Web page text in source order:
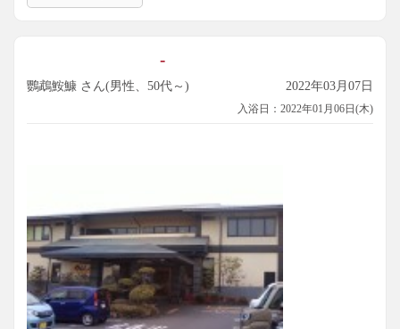
のいい温泉も楽しみたいところです。
-
鸚鵡鮟鱇 さん(男性、50代～) 2022年03月07日
入浴日：2022年01月06日(木)